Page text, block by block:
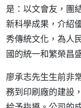
是：以文會友，團
新科學成果，介紹
秀傳統文化，為人
國的統一和繁榮昌
廖承志先生生前非
務到印刷廠的建設